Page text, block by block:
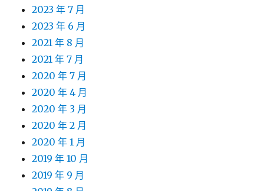
2023 年 7 月
2023 年 6 月
2021 年 8 月
2021 年 7 月
2020 年 7 月
2020 年 4 月
2020 年 3 月
2020 年 2 月
2020 年 1 月
2019 年 10 月
2019 年 9 月